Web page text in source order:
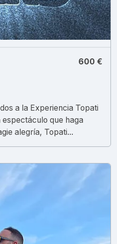
600 €
a la Experiencia Topati
que haga
alegría, Topati...